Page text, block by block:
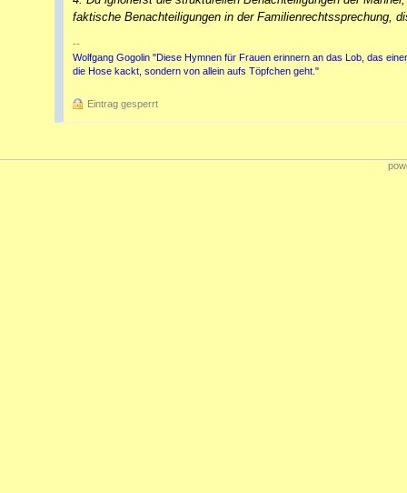
faktische Benachteiligungen in der Familienrechtssprechung,
--
Wolfgang Gogolin "Diese Hymnen für Frauen erinnern an das Lob, das
die Hose kackt, sondern von allein aufs Töpfchen geht."
Eintrag gesperrt